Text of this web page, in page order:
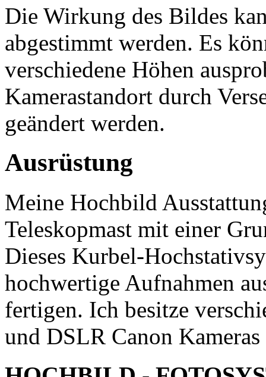
Die Wirkung des Bildes
abgestimmt werden. Es
verschiedene Höhen
Kamerastandort durch
geändert werden.
Ausrüstung
Meine Hochbild
Teleskopmast mit einer
Dieses Kurbel-
hochwertige Aufnahmen
fertigen. Ich besitze
und DSLR Canon